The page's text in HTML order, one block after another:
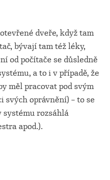
dveře, když tam
bývají tam též léky,
od počítače se důsledně
a to i v případě, že
měl pracovat pod svým
svých oprávnění) – to se
rozsáhlá
apod.).